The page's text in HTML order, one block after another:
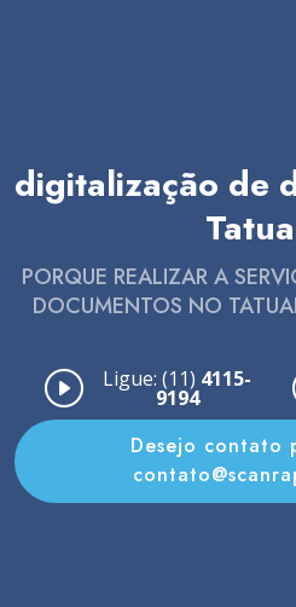
digitalização de
PORQUE REALIZAR A
DOCUMENTOS NO
Ligue: (11) 4115-
9194
Desejo contato